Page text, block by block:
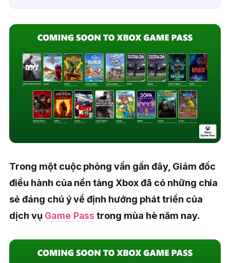
Trong một cuộc phỏng vấn gần đây, Giám đốc
điều hành của nền tảng Xbox đã có những chia
sẻ đáng chú ý về định hướng phát triển của
dịch vụ Game Pass trong mùa hè năm nay.